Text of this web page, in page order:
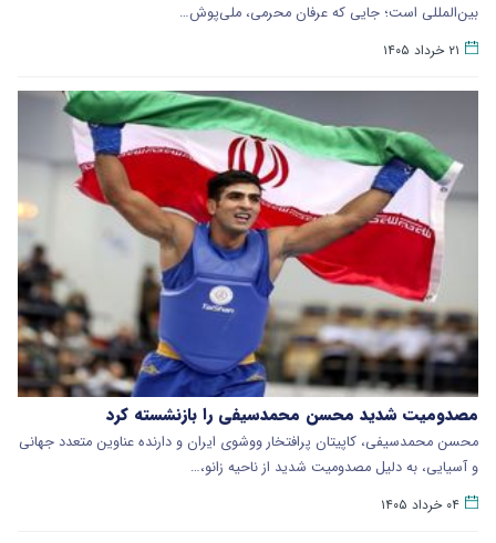
بین‌المللی است؛ جایی که عرفان محرمی، ملی‌پوش…
۲۱ خرداد ۱۴۰۵
مصدومیت شدید محسن محمدسیفی را بازنشسته کرد
محسن محمدسیفی، کاپیتان پرافتخار ووشوی ایران و دارنده عناوین متعدد جهانی
و آسیایی، به دلیل مصدومیت شدید از ناحیه زانو،…
۰۴ خرداد ۱۴۰۵